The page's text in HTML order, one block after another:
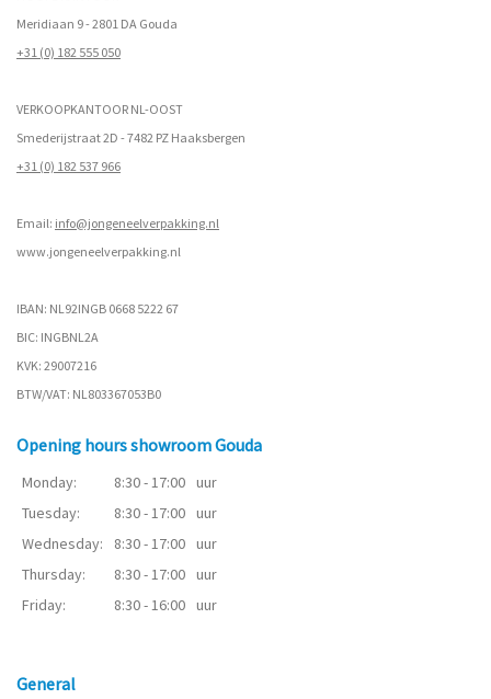
Meridiaan 9 - 2801 DA Gouda
+31 (0) 182 555 050
VERKOOPKANTOOR NL-OOST
Smederijstraat 2D - 7482 PZ Haaksbergen
+31 (0) 182 537 966
Email: info@jongeneelverpakking.nl
www.jongeneelverpakking.nl
IBAN: NL92INGB 0668 5222 67
BIC: INGBNL2A
KVK: 29007216
BTW/VAT: NL803367053B0
Opening hours showroom Gouda
Monday: 8:30 - 17:00 uur
Tuesday:
8:30 - 17:00 uur
Wednesday:
8:30 - 17:00 uur
Thursday:
8:30 - 17:00 uur
Friday:
8:30 - 16:00 uur
General